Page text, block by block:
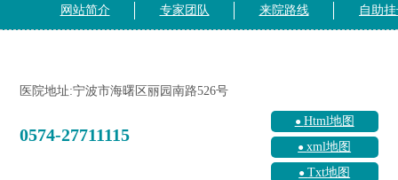
网站简介 专家团队 来院路线 自助
医院地址:宁波市海曙区丽园南路526号
0574-27711115
Html地图
xml地图
Txt地图